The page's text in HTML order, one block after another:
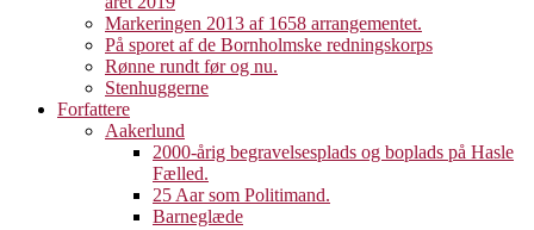
Markeringen 2013 af 1658 arrangementet.
På sporet af de Bornholmske redningskorps
Rønne rundt før og nu.
Stenhuggerne
Forfattere
Aakerlund
2000-årig begravelsesplads og boplads på Hasle
Fælled.
25 Aar som Politimand.
Barneglæde